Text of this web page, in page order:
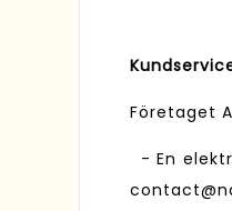
Företaget
- En